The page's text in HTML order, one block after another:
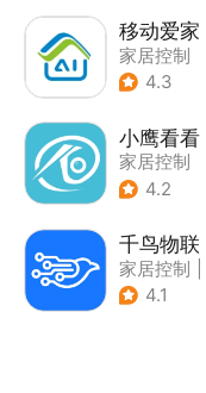
移动爱家
家居控制
4.3
小鹰看看
家居控制
4.2
千鸟物联
家居控制
4.1